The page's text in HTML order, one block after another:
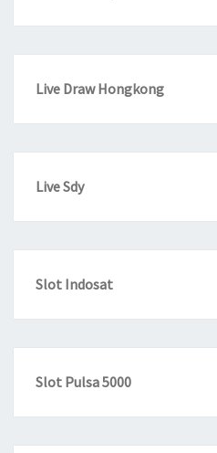
Live Draw Hongkong
Live Sdy
Slot Indosat
Slot Pulsa 5000